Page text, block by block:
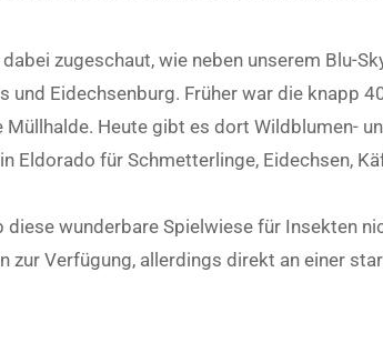
zugeschaut, wie neben unserem Blu-
Eidechsenburg. Früher war die knapp
Heute gibt es dort Wildblumen-
Eldorado für Schmetterlinge, Eidechsen,
wunderbare Spielwiese für Insekten
zur Verfügung, allerdings direkt an einer